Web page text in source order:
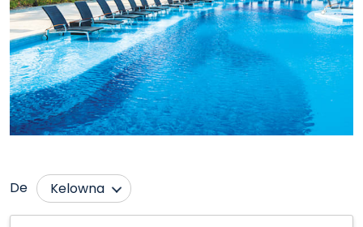
De
Kelowna